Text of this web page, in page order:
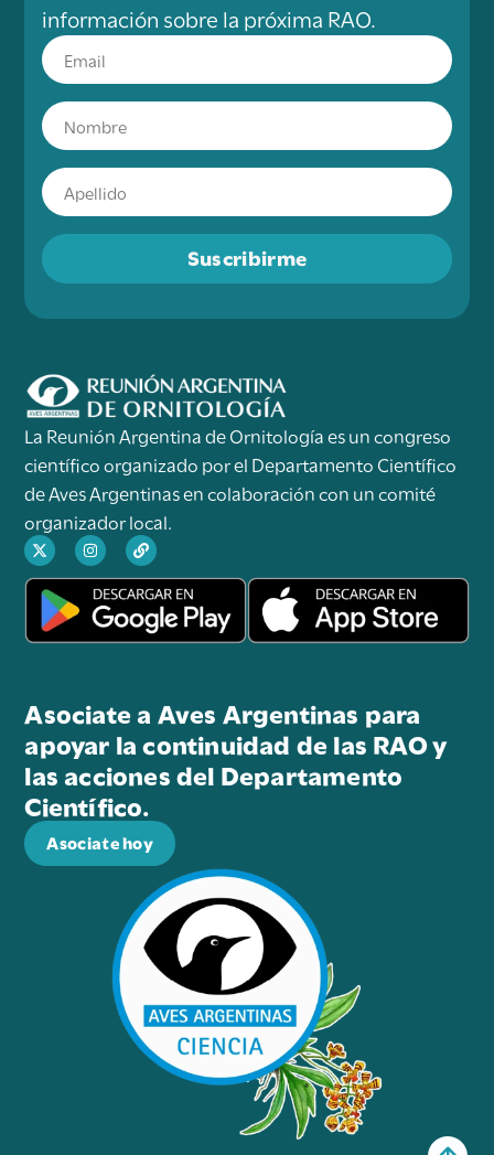
información sobre la próxima RAO.
Suscribirme
La Reunión Argentina de Ornitología es un congreso
científico organizado por el Departamento Científico
de Aves Argentinas en colaboración con un comité
organizador local.
Asociate a Aves Argentinas para
apoyar la continuidad de las RAO y
las acciones del Departamento
Científico.
Asociate hoy